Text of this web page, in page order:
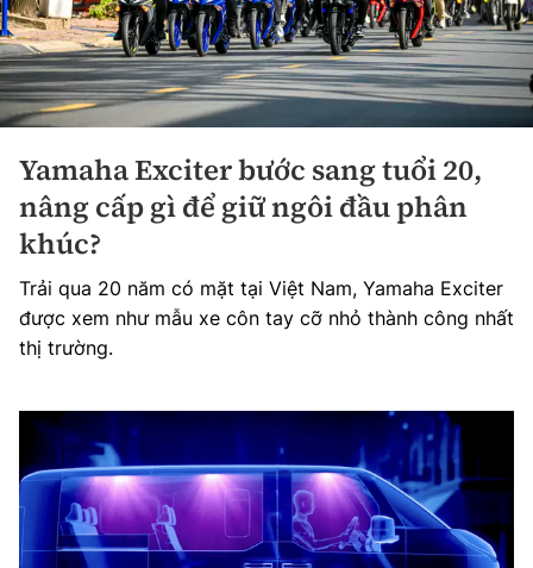
Yamaha Exciter bước sang tuổi 20,
nâng cấp gì để giữ ngôi đầu phân
khúc?
Trải qua 20 năm có mặt tại Việt Nam, Yamaha Exciter
được xem như mẫu xe côn tay cỡ nhỏ thành công nhất
thị trường.